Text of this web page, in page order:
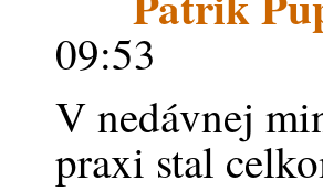
09:53
V nedávnej
praxi stal